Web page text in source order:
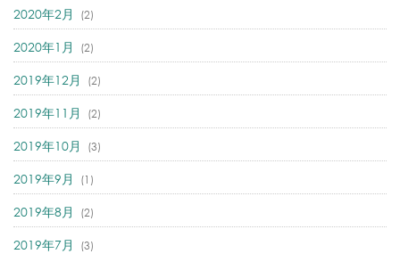
2020年2月 (2)
2020年1月 (2)
2019年12月 (2)
2019年11月 (2)
2019年10月 (3)
2019年9月 (1)
2019年8月 (2)
2019年7月 (3)